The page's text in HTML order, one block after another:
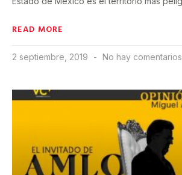
READ MORE
2 septiembre, 2019 No hay comentarios